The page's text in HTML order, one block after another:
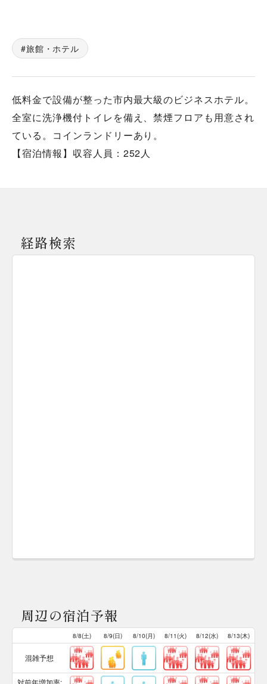
旅館・ホテル
低料金で設備が整った市内最大級のビジネスホテル。
全室に洗浄機付トイレを備え、禁煙フロアも用意され
ている。コインランドリーあり。
【宿泊情報】収容人員：252人
経路検索
周辺の宿泊予報
8/8(土) 8/9(日) 8/10(月) 8/11(火) 8/12(水) 8/13(木)
混雑予想